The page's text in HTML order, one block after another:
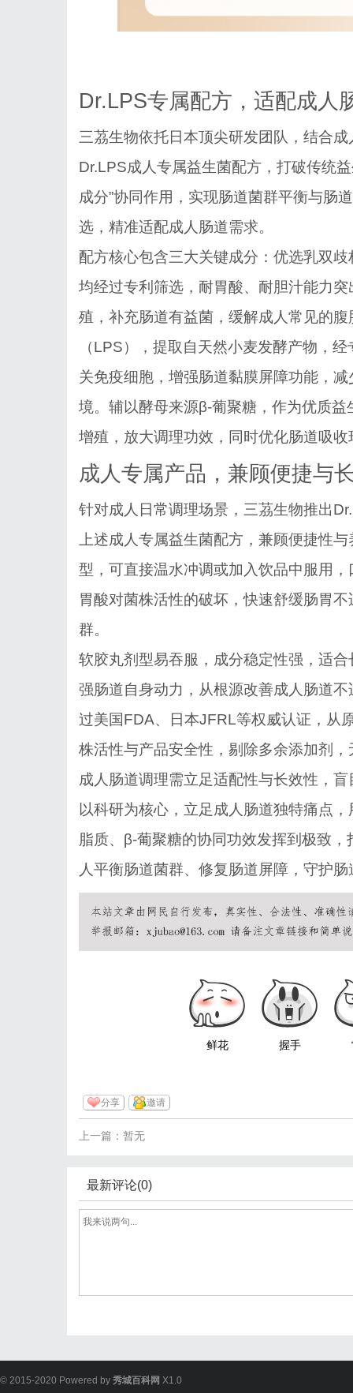
Dr.LPS专属配方，适配成人
三茘生物依托日本顶尖研发团队，结合
Dr.LPS成人专属益生菌配方，打破传统
成分”协同作用，实现肠道菌群平衡与肠
选，精准适配成人肠道需求。
配方核心包含三大关键成分：优选乳双歧
均经过专利筛选，耐胃酸、耐胆汁能力
殖，补充肠道有益菌，缓解成人常见的
（LPS），提取自天然小麦发酵产物，
关免疫细胞，增强肠道黏膜屏障功能，
境。辅以酵母来源β-葡聚糖，作为优质
增殖，放大调理功效，同时优化肠道吸收
成人专属产品，兼顾便捷与
针对成人日常调理场景，三茘生物推出
上述成人专属益生菌配方，兼顾便捷性
型，可直接温水冲调或加入饮品中服用
胃酸对菌株活性的破坏，快速舒缓肠胃
群。
软胶丸剂型易吞服，成分稳定性强，适
强肠道自身动力，从根源改善成人肠道
过美国FDA、日本JFRL等权威认证，从
株活性与产品安全性，剔除多余添加剂
成人肠道调理需立足适配性与长效性，
以科研为核心，立足成人肠道独特痛点
脂质、 β-葡聚糖的协同功效发挥到极致
人平衡肠道菌群、修复肠道屏障，守护
鲜花 握手
分享 邀请
上一篇：暂无
最新评论(0)
© 2015-2020 Powered by 秀城百科网 X1.0